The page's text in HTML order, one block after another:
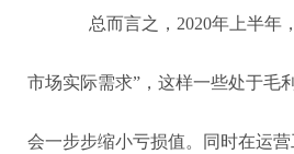
总而言之，2020年上半年
市场实际需求”，这样一些处于毛
会一步步缩小亏损值。同时在运